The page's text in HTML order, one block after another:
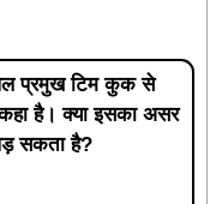
प्रमुख टिम कुक से
है। क्या इसका असर
सकता है?